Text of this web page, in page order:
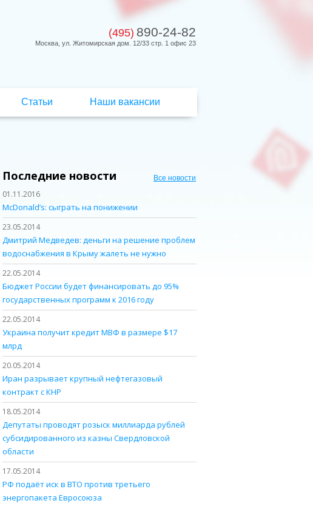
(495) 890-24-82
Москва, ул. Житомирская дом. 12/33 стр. 1 офис 23
Статьи Наши вакансии
Последние новости Все новости
01.11.2016
McDonald’s: сыграть на понижении
23.05.2014
Дмитрий Медведев: деньги на решение проблем
водоснабжения в Крыму жалеть не нужно
22.05.2014
Бюджет России будет финансировать до 95%
государственных программ к 2016 году
22.05.2014
Украина получит кредит МВФ в размере $17
млрд
20.05.2014
Иран разрывает крупный нефтегазовый
контракт с КНР
18.05.2014
Депутаты проводят розыск миллиарда рублей
субсидированного из казны Свердловской
области
17.05.2014
РФ подаёт иск в ВТО против третьего
энергопакета Евросоюза